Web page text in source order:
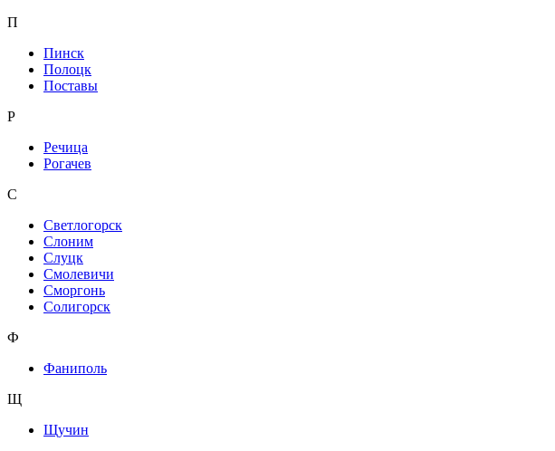
П
Пинск
Полоцк
Поставы
Р
Речица
Рогачев
С
Светлогорск
Слоним
Слуцк
Смолевичи
Сморгонь
Солигорск
Ф
Фаниполь
Щ
Щучин